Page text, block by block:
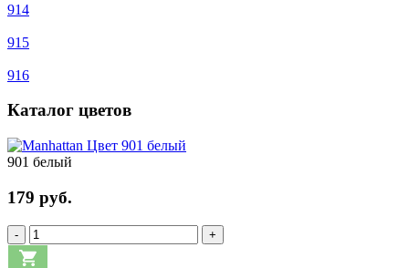
914
915
916
Каталог цветов
901 белый
179 руб.
- +